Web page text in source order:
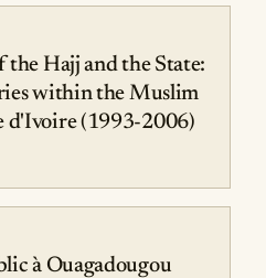
Hajj and the State:
within the Muslim
d'Ivoire (1993-2006)
à Ouagadougou